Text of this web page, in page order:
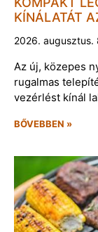
KÍNÁLATÁT
2026. augusztus.
Az új, közepes
rugalmas
vezérlést kínál
BŐVEBBEN »